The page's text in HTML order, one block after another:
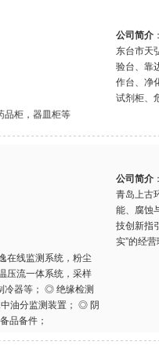
品柜，器皿柜等
公司简介
东台市天
验台、靠
作台、净
试剂柜、
在线监测系统，粉尘
压流一体系统，采样
冷器等； ◎ 绝缘检测
油分监测装置； ◎ 阴
品备件；
公司简介
青岛上古
能、腐蚀
技创新指
实”的经